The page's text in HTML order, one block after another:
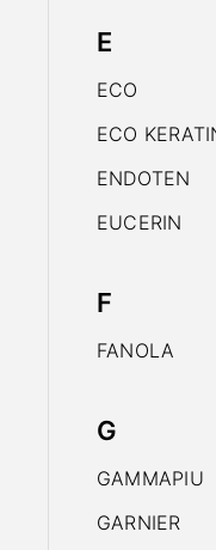
E
ECO
ECO
ENDOTEN
EUCERIN
F
FANOLA
G
GAMMAPIU
GARNIER